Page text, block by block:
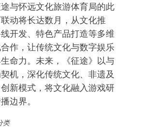
与怀远文化旅游体育局的此
动将长达数月，从文化推
开发、特色产品打造等多维
作，让传统文化与数字娱乐
命力。未来，《征途》以与
机，深化传统文化、非遗及
新模式，将文化融入游戏研
边界。
类